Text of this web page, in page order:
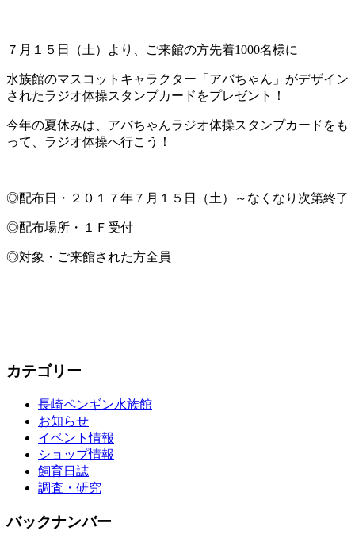
７月１５日（土）より、ご来館の方先着1000名様に
水族館のマスコットキャラクター「アバちゃん」がデザイン
されたラジオ体操スタンプカードをプレゼント！
今年の夏休みは、アバちゃんラジオ体操スタンプカードをも
って、ラジオ体操へ行こう！
◎配布日・２０１７年７月１５日（土）～なくなり次第終了
◎配布場所・１Ｆ受付
◎対象・ご来館された方全員
カテゴリー
長崎ペンギン水族館
お知らせ
イベント情報
ショップ情報
飼育日誌
調査・研究
バックナンバー